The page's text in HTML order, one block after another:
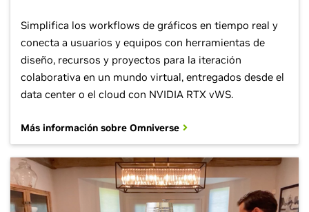
Simplifica los workflows de gráficos en tiempo real y
conecta a usuarios y equipos con herramientas de
diseño, recursos y proyectos para la iteración
colaborativa en un mundo virtual, entregados desde el
data center o el cloud con NVIDIA RTX vWS.
Más información sobre Omniverse